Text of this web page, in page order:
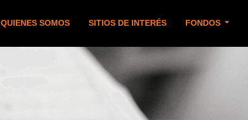
QUIENES SOMOS SITIOS DE INTERÉS FONDOS